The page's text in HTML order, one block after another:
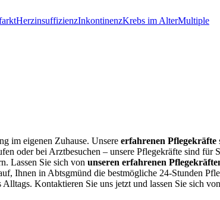
HerzinsuffizienzInkontinenzKrebs im AlterMultiple
im eigenen Zuhause. Unsere erfahrenen Pflegekräfte
oder bei Arztbesuchen – unsere Pflegekräfte sind für
Lassen Sie sich von unseren erfahrenen
Ihnen in Abtsgmünd die bestmögliche 24-Stunden
Kontaktieren Sie uns jetzt und lassen Sie sich